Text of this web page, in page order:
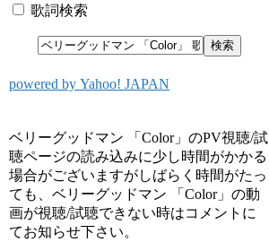
歌詞検索
powered by Yahoo! JAPAN
ベリーグッドマン 「Color」のPV視聴/試
聴ページの読み込みに少し時間がかかる
場合がございますがしばらく時間がたっ
ても、ベリーグッドマン 「Color」の動
画が視聴/試聴できない時はコメントに
てお知らせ下さい。